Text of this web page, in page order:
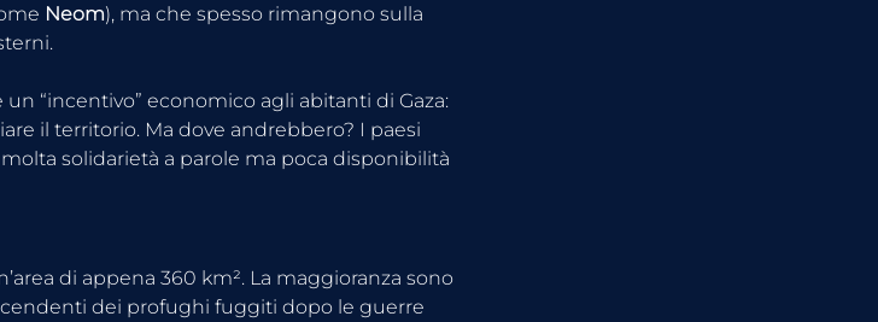
Neom), ma che spesso rimangono sulla
“incentivo” economico agli abitanti di Gaza:
il territorio. Ma dove andrebbero? I paesi
solidarietà a parole ma poca disponibilità
di appena 360 km². La maggioranza sono
dei profughi fuggiti dopo le guerre